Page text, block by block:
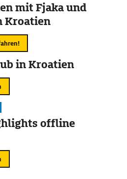
mit Fjaka und
Kroatien
in Kroatien
offline